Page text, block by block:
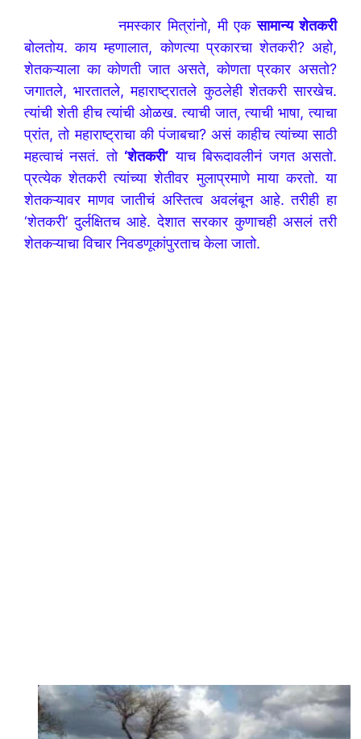
नमस्कार मित्रांनो, मी एकसामान्य शेतकरी
बोलतोय. काय म्हणालात, कोणत्या प्रकारचा शेतकरी? अहो,
शेतकऱ्याला का कोणती जात असते, कोणता प्रकार असतो?
जगातले, भारतातले, महाराष्ट्रातले कुठलेही शेतकरी सारखेच.
त्यांची शेती हीच त्यांची ओळख. त्याची जात, त्याची भाषा, त्याचा
प्रांत, तो महाराष्ट्राचा की पंजाबचा? असं काहीच त्यांच्या साठी
महत्वाचं नसतं. तो ‘शेतकरी’ याच बिरूदावलीनं जगत असतो.
प्रत्येक शेतकरी त्यांच्या शेतीवर मुलाप्रमाणे माया करतो. या
शेतकऱ्यावर माणव जातीचं अस्तित्व अवलंबून आहे. तरीही हा
‘शेतकरी’ दुर्लक्षितच आहे. देशात सरकार कुणाचही असलं तरी
शेतकऱ्याचा विचार निवडणूकांपुरताच केला जातो.